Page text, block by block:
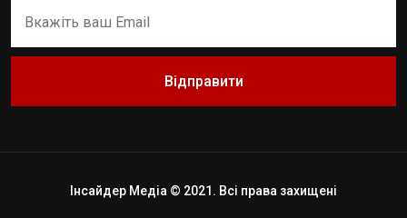
Відправити
Інсайдер Медіа © 2021. Всі права захищені